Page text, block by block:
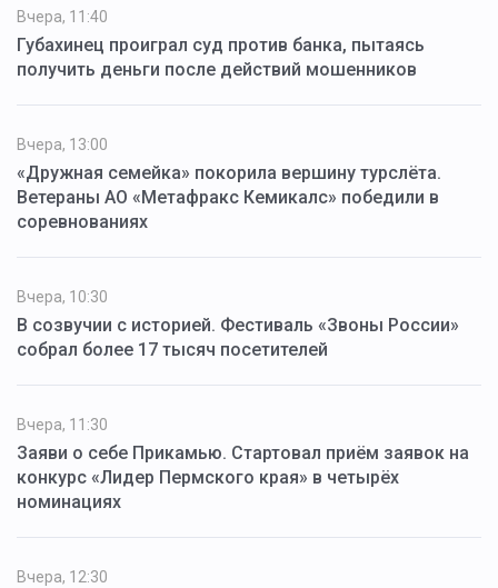
Вчера, 11:40
Губахинец проиграл суд против банка, пытаясь
получить деньги после действий мошенников
Вчера, 13:00
«Дружная семейка» покорила вершину турслёта.
Ветераны АО «Метафракс Кемикалс» победили в
соревнованиях
Вчера, 10:30
В созвучии с историей. Фестиваль «Звоны России»
собрал более 17 тысяч посетителей
Вчера, 11:30
Заяви о себе Прикамью. Стартовал приём заявок на
конкурс «Лидер Пермского края» в четырёх
номинациях
Вчера, 12:30